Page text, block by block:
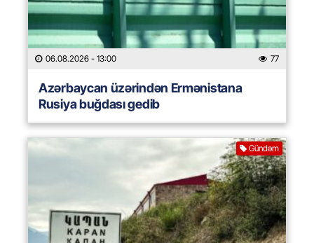
06.08.2026 - 13:00 77
Azərbaycan üzərindən Ermənistana
Rusiya buğdası gedib
Gündəm